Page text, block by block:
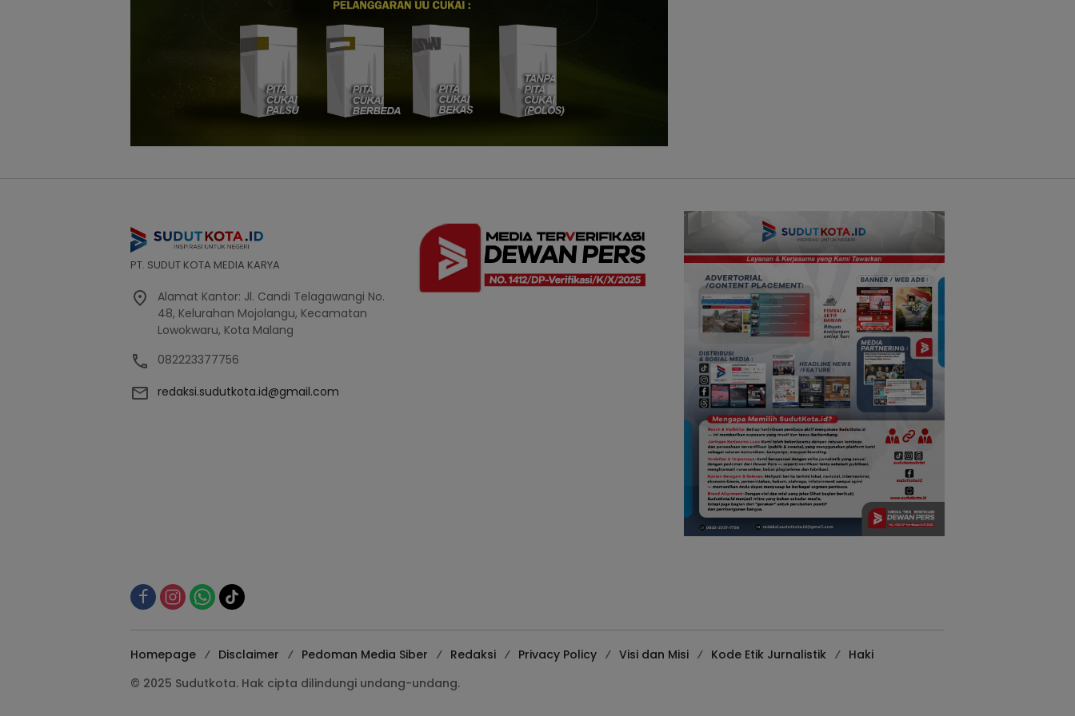
PT. SUDUT KOTA MEDIA KARYA
Alamat Kantor: Jl. Candi Telagawangi No.
48, Kelurahan Mojolangu, Kecamatan
Lowokwaru, Kota Malang
082223377756
redaksi.sudutkota.id@gmail.com
Homepage Disclaimer Pedoman Media Siber Redaksi Privacy Policy Visi dan Misi Kode Etik Jurnalistik
Haki
© 2025 Sudutkota. Hak cipta dilindungi undang-undang.